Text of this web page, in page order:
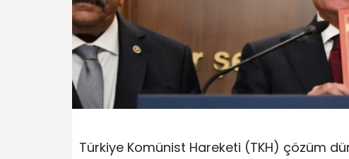
Türkiye Komünist Hareketi (TKH) çözüm